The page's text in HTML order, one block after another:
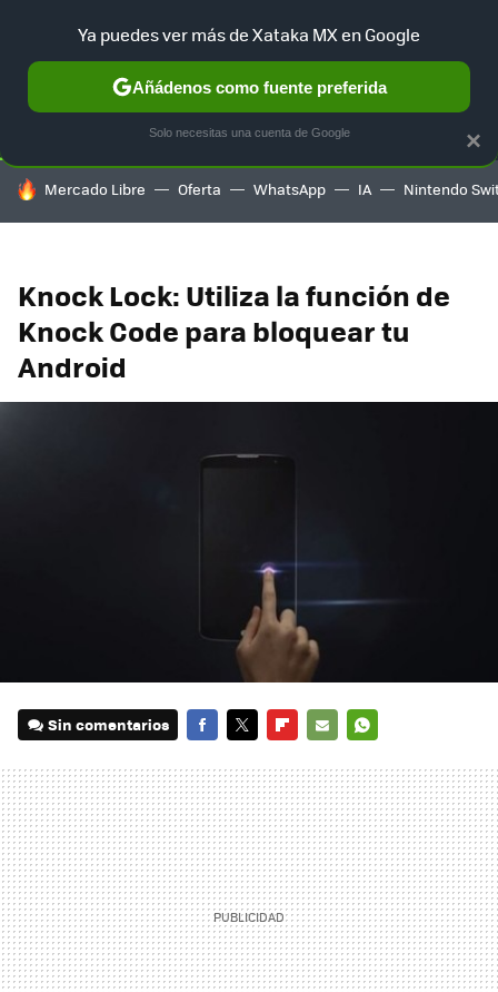
SELECCIÓN GAMING HOME AUTO TERRITORIO
HOY SE HABLA DE
Mercado Libre Oferta WhatsApp IA Nintendo
Knock Lock: Utiliza la función de
Knock Code para bloquear tu
Android
Sin comentarios
MAIL
×
Ya puedes ver más de Xataka MX en Google
Añádenos como fuente preferida
Solo necesitas una cuenta de Google